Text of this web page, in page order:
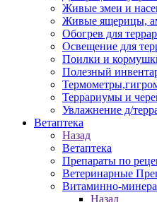
Живые змеи и
Живые ящерицы,
Обогрев для
Освещение для
Поилки и
Полезный
Террариумы и
Увлажнение д/
Ветаптека
Назад
Ветаптека
Препараты по
Ветеринарные
Витаминно-
Назад